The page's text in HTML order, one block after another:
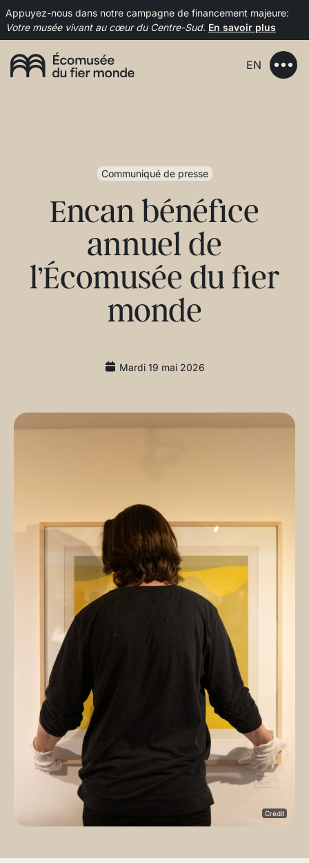
Appuyez-nous dans notre campagne de financement majeure:
Votre musée vivant au cœur du Centre-Sud. En savoir plus
EN
Communiqué de presse
Encan bénéfice
annuel de
l’Écomusée du fier
monde
Mardi 19 mai 2026
Crédit